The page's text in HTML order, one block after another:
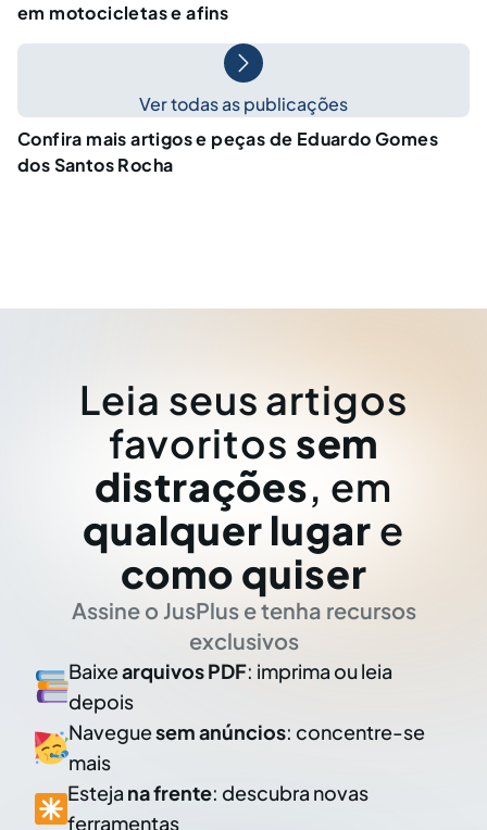
em motocicletas e afins
Ver todas as publicações
Confira mais artigos e peças de Eduardo Gomes
dos Santos Rocha
Leia seus artigos
favoritos sem
distrações, em
qualquer lugar e
como quiser
Assine o JusPlus e tenha recursos
exclusivos
Baixearquivos PDF: imprima ou leia
depois
Naveguesem anúncios: concentre-se
mais
Esteja na frente: descubra novas
ferramentas